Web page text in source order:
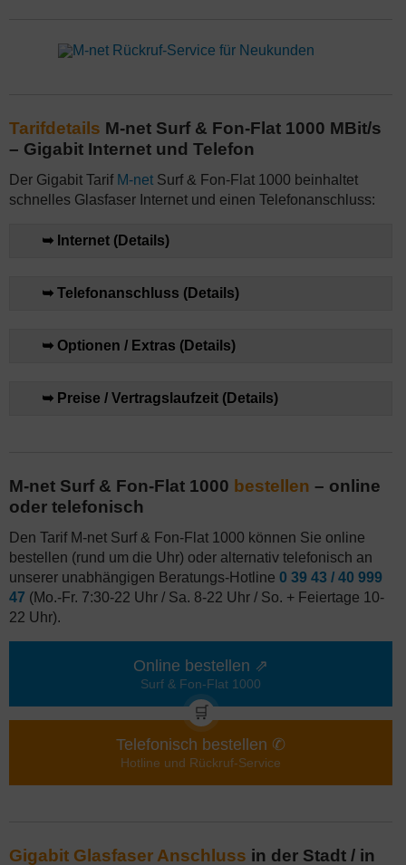
Tarifdetails M-net Surf & Fon-Flat 1000 MBit/s
– Gigabit Internet und Telefon
Der Gigabit Tarif M-net Surf & Fon-Flat 1000 beinhaltet
schnelles Glasfaser Internet und einen Telefonanschluss:
➥ Internet (Details)
➥ Telefonanschluss (Details)
➥ Optionen / Extras (Details)
➥ Preise / Vertragslaufzeit (Details)
M-net Surf & Fon-Flat 1000 bestellen – online
oder telefonisch
Den Tarif M-net Surf & Fon-Flat 1000 können Sie online
bestellen (rund um die Uhr) oder alternativ telefonisch an
unserer unabhängigen Beratungs-Hotline 0 39 43 / 40 999
47 (Mo.-Fr. 7:30-22 Uhr / Sa. 8-22 Uhr / So. + Feiertage 10-
22 Uhr).
Online bestellen ⇗
Surf & Fon-Flat 1000
🛒
Telefonisch bestellen ✆
Hotline und Rückruf-Service
Gigabit Glasfaser Anschluss in der Stadt / in